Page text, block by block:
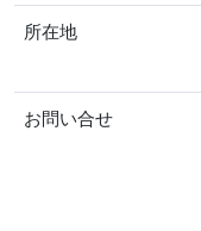
所在地
お問い合せ